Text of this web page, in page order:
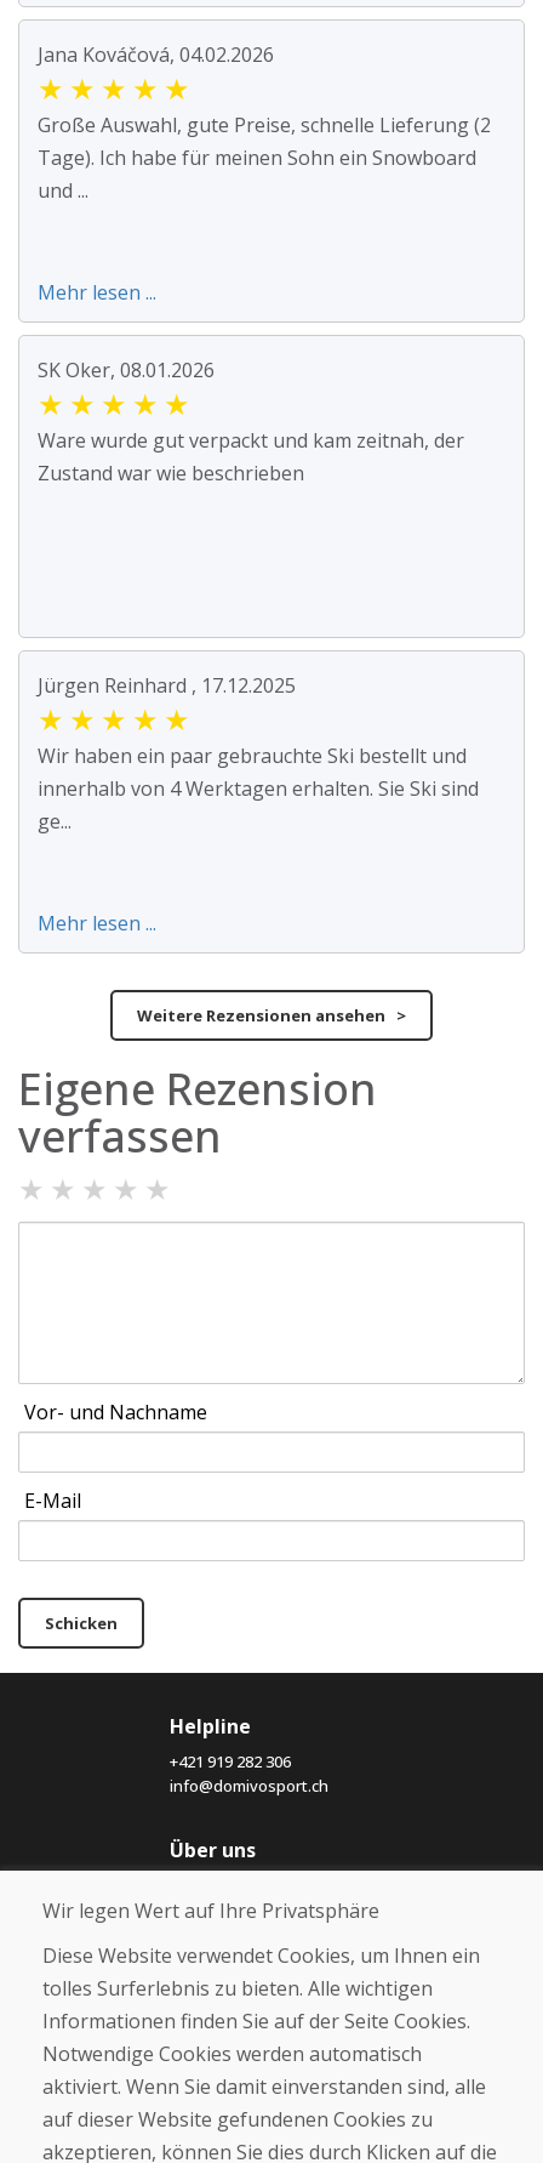
Jana Kováčová, 04.02.2026
★ ★ ★ ★ ★
Große Auswahl, gute Preise, schnelle Lieferung (2
Tage). Ich habe für meinen Sohn ein Snowboard
und ...
Mehr lesen ...
SK Oker, 08.01.2026
★ ★ ★ ★ ★
Ware wurde gut verpackt und kam zeitnah, der
Zustand war wie beschrieben
Jürgen Reinhard , 17.12.2025
★ ★ ★ ★ ★
Wir haben ein paar gebrauchte Ski bestellt und
innerhalb von 4 Werktagen erhalten. Sie Ski sind
ge...
Mehr lesen ...
Weitere Rezensionen ansehen >
Eigene Rezension
verfassen
★ ★ ★ ★ ★
Vor- und Nachname
E-Mail
Schicken
Helpline
+421 919 282 306
info@domivosport.ch
Über uns
Über uns
Kontakt
Kaufen
E-Shop
Geschäftsbedingungen
Zahlung
Beschwerde
Wir legen Wert auf Ihre Privatsphäre
Diese Website verwendet Cookies, um Ihnen ein
tolles Surferlebnis zu bieten. Alle wichtigen
Informationen finden Sie auf der Seite Cookies.
Notwendige Cookies werden automatisch
aktiviert. Wenn Sie damit einverstanden sind, alle
auf dieser Website gefundenen Cookies zu
akzeptieren, können Sie dies durch Klicken auf die